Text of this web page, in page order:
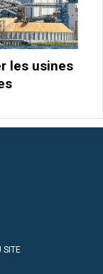
les usines
SITE